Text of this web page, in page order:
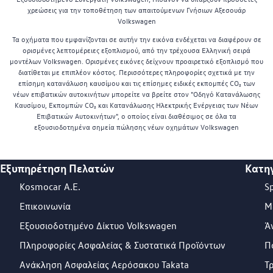
χρεώσεις για την τοποθέτηση των απαιτούμενων Γνήσιων Αξεσουάρ
Volkswagen
Τα οχήματα που εμφανίζονται σε αυτήν την εικόνα ενδέχεται να διαφέρουν σε
ορισμένες λεπτομέρειες εξοπλισμού, από την τρέχουσα Ελληνική σειρά
μοντέλων Volkswagen. Ορισμένες εικόνες δείχνουν προαιρετικό εξοπλισμό που
διατίθεται με επιπλέον κόστος. Περισσότερες πληροφορίες σχετικά με την
επίσημη κατανάλωση καυσίμου και τις επίσημες ειδικές εκπομπές CO₂ των
νέων επιβατικών αυτοκινήτων μπορείτε να βρείτε στον "Οδηγό Κατανάλωσης
Καυσίμου, Εκπομπών CO₂ και Κατανάλωσης Ηλεκτρικής Ενέργειας των Νέων
Επιβατικών Αυτοκινήτων", ο οποίος είναι διαθέσιμος σε όλα τα
εξουσιοδοτημένα σημεία πώλησης νέων οχημάτων Volkswagen
Footer Teaser
Εξυπηρέτηση Πελατών
Kosmocar Α.Ε.
Επικοινωνία
Εξουσιοδοτημένο Δίκτυο Volkswagen
Πληροφορίες Ασφαλείας & Συστατικά Προϊόντων
Ανάκληση Ασφαλείας Αερόσακου Takata